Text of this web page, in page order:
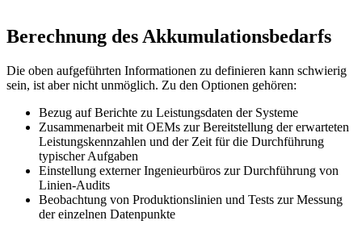
Berechnung des Akkumulationsbedarfs
Die oben aufgeführten Informationen zu definieren kann schwierig
sein, ist aber nicht unmöglich. Zu den Optionen gehören:
Bezug auf Berichte zu Leistungsdaten der Systeme
Zusammenarbeit mit OEMs zur Bereitstellung der erwarteten
Leistungskennzahlen und der Zeit für die Durchführung
typischer Aufgaben
Einstellung externer Ingenieurbüros zur Durchführung von
Linien-Audits
Beobachtung von Produktionslinien und Tests zur Messung
der einzelnen Datenpunkte